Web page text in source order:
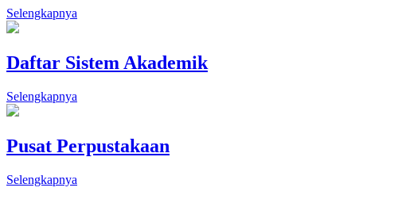
Selengkapnya
Daftar Sistem Akademik
Selengkapnya
Pusat Perpustakaan
Selengkapnya